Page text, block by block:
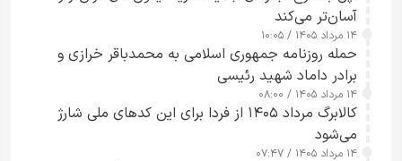
آسان‌تر می‌کند
۱۴ مرداد ۱۴۰۵ / ۱۰:۰۵
حمله روزنامه جمهوری اسلامی به محمدباقر خرازی و
برادر داماد شهید رئیسی
۱۴ مرداد ۱۴۰۵ / ۰۸:۰۰
کالابرگ مرداد ۱۴۰۵ از فردا برای این کدهای ملی شارژ
می‌شود
۱۴ مرداد ۱۴۰۵ / ۰۷:۴۷